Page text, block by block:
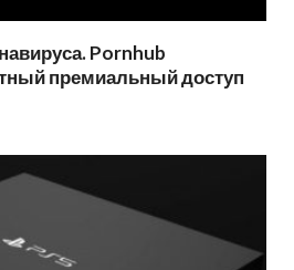
Pornhub
премиальный доступ